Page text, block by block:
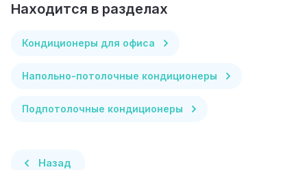
Находится в разделах
Кондиционеры для офиса
Напольно-потолочные кондиционеры
Подпотолочные кондиционеры
Назад